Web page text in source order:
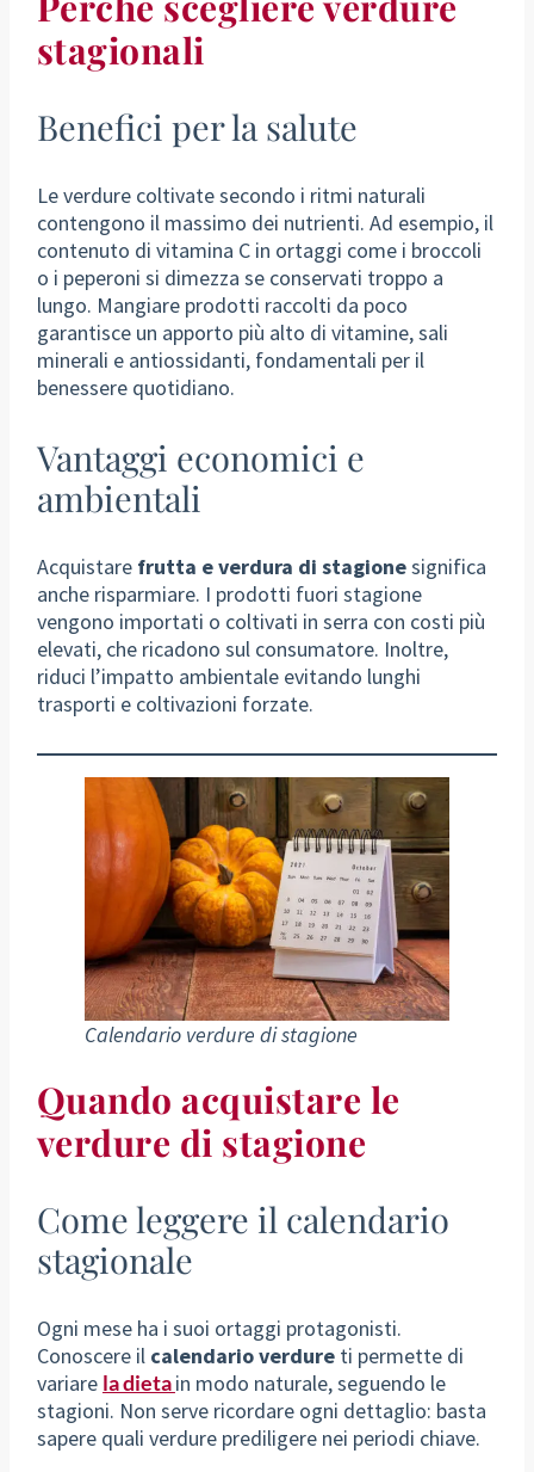
stagionali
Benefici per la salute
Le verdure coltivate secondo i ritmi naturali
contengono il massimo dei nutrienti. Ad esempio, il
contenuto di vitamina C in ortaggi come i broccoli
o i peperoni si dimezza se conservati troppo a
lungo. Mangiare prodotti raccolti da poco
garantisce un apporto più alto di vitamine, sali
minerali e antiossidanti, fondamentali per il
benessere quotidiano.
Vantaggi economici e
ambientali
Acquistare frutta e verdura di stagionesignifica
anche risparmiare. I prodotti fuori stagione
vengono importati o coltivati in serra con costi più
elevati, che ricadono sul consumatore. Inoltre,
riduci l’impatto ambientale evitando lunghi
trasporti e coltivazioni forzate.
Calendario verdure di stagione
Quando acquistare le
verdure di stagione
Come leggere il calendario
stagionale
Ogni mese ha i suoi ortaggi protagonisti.
Conoscere il calendario verdureti permette di
variare la dietain modo naturale, seguendo le
stagioni. Non serve ricordare ogni dettaglio: basta
sapere quali verdure prediligere nei periodi chiave.